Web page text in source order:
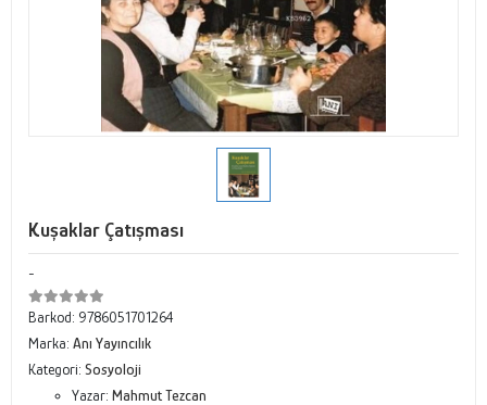
Kuşaklar Çatışması
-
Barkod: 9786051701264
Marka: Anı Yayıncılık
Kategori: Sosyoloji
Yazar: Mahmut Tezcan